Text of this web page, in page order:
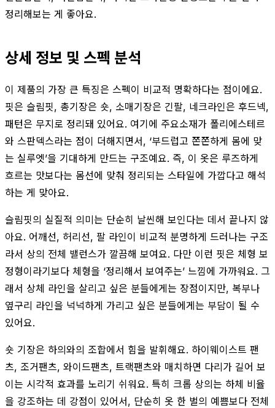
정리해보는 게 좋아요.
상세 정보 및 스펙 분석
이 제품의 가장 큰 특징은 스펙이 비교적 명확하다는 점이에요.
핏은 슬림핏, 총기장은 숏, 소매기장은 긴팔, 네크라인은 후드넥,
패턴은 무지로 정리돼 있어요. 여기에 주요소재가 폴리에스테르
와 스판덱스라는 점이 더해지면서, ‘부드럽고 쫀쫀하게 몸에 맞
는 실루엣’을 기대하게 만드는 구조예요. 즉, 이 옷은 루즈하게
흐르는 맛보다는 몸선에 맞춰 정리되는 스타일에 가깝다고 해석
하는 게 맞아요.
슬림핏의 실질적 의미는 단순히 날씬해 보인다는 데서 끝나지 않
아요. 어깨선, 허리선, 팔 라인이 비교적 분명하게 드러나는 구조
라서 상의 전체 밸런스가 깔끔해 보여요. 다만 이런 핏은 체형 보
정형이라기보다 체형을 ‘정리해서 보여주는’ 느낌에 가까워요. 그
래서 상체 라인을 살리고 싶은 분들에게는 장점이지만, 복부나
옆구리 라인을 넉넉하게 가리고 싶은 분들에게는 부담이 될 수
있어요.
숏 기장은 하의와의 조합에서 힘을 발휘해요. 하이웨이스트 팬
츠, 조거팬츠, 와이드팬츠, 트랙팬츠와 매치하면 다리가 길어 보
이는 시각적 효과를 노리기 쉬워요. 특히 크롭 상의는 하체 비율
을 강조하는 데 강점이 있어서, 단순히 옷 한 벌의 예쁨보다 전체